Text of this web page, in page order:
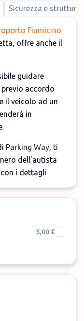
Sicurezza e strutture
Fiumicino
offre anche il
guidare
accordo
il veicolo ad un
in
Parking Way, ti
dell’autista
i dettagli
e
a
al parcheggio
5,00 €